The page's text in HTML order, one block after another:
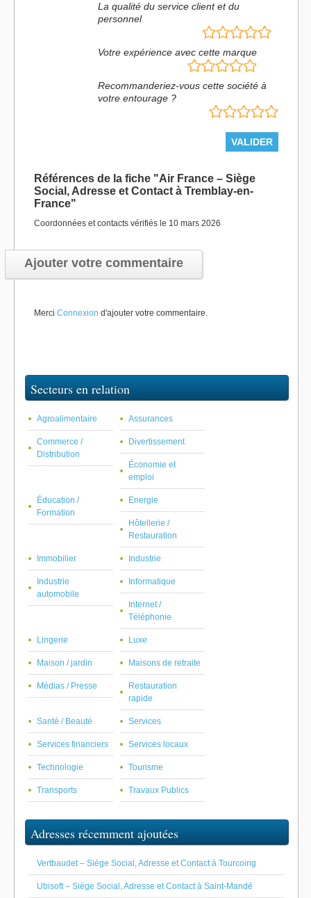
La qualité du service client et du
personnel
Votre expérience avec cette marque
Recommanderiez-vous cette société à
votre entourage ?
Références de la fiche "Air France – Siège
Social, Adresse et Contact à Tremblay-en-
France"
Coordonnées et contacts vérifiés le 10 mars 2026
Ajouter votre commentaire
Merci Connexion d'ajouter votre commentaire.
Secteurs en relation
Agroalimentaire Assurances
Commerce /
Distribution
Divertissement
Économie et
emploi
Éducation /
Formation
Energie
Hôtellerie /
Restauration
Immobilier Industrie
Industrie
automobile
Informatique
Internet /
Téléphonie
Lingerie Luxe
Maison / jardin Maisons de retraite
Médias / Presse
Restauration
rapide
Santé / Beauté Services
Services financiers Services locaux
Technologie Tourisme
Transports Travaux Publics
Adresses récemment ajoutées
Vertbaudet – Siège Social, Adresse et Contact à Tourcoing
Ubisoft – Siège Social, Adresse et Contact à Saint-Mandé